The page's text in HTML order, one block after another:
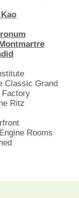
Classic Grand
Factory
Ritz
Rooms